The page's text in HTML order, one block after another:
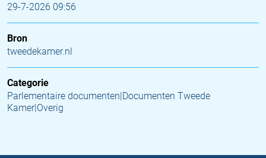
29-7-2026 09:56
Bron
tweedekamer.nl
Categorie
Parlementaire documenten|Documenten Tweede
Kamer|Overig